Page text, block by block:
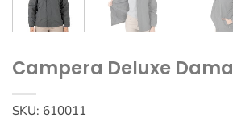
Campera Deluxe Dama
SKU: 610011